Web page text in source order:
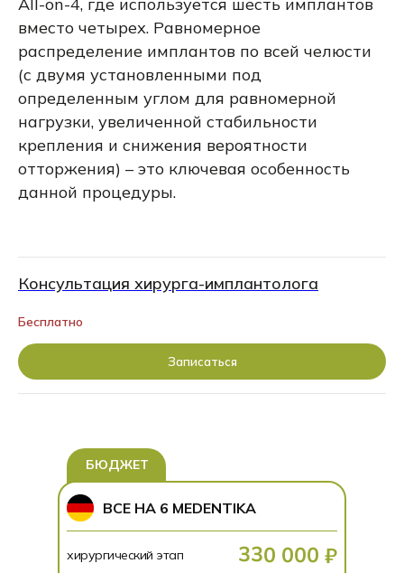
вместо четырех. Равномерное
распределение имплантов по всей челюсти
(с двумя установленными под
определенным углом для равномерной
нагрузки, увеличенной стабильности
крепления и снижения вероятности
отторжения) – это ключевая особенность
данной процедуры.
Консультация хирурга-имплантолога
Бесплатно
Записаться
БЮДЖЕТ
330 000 ₽
хирургический этап
ВСЕ НА 6 MEDENTIKA